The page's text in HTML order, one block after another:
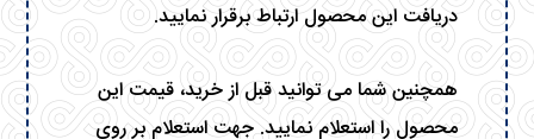
دریافت این محصول ارتباط برقرار نمایید.
همچنین شما می توانید قبل از خرید، قیمت این
محصول را استعلام نمایید. جهت استعلام بر روی